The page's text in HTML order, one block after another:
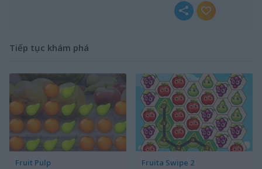
Tiếp tục khám phá
Fruit Pulp Fruita Swipe 2